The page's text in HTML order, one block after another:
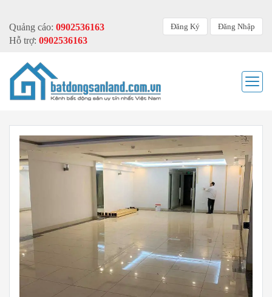
Quảng cáo: 0902536163
Hỗ trợ: 0902536163
Đăng Ký Đăng Nhập